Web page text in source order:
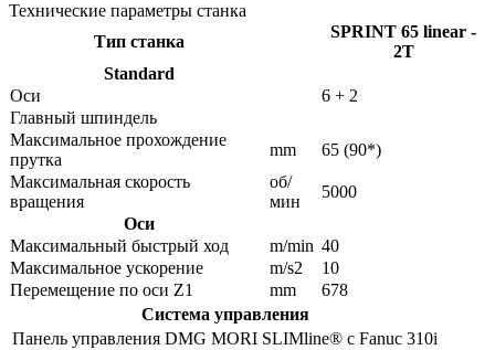
Технические параметры станка
Тип станка
SPRINT 65 linear -
2T
Standard
Оси
6 + 2
Главный шпиндель
Максимальное прохождение
прутка
mm
65 (90*)
Максимальная скорость
вращения
об/
мин
5000
Оси
Максимальный быстрый ход
m/min 40
Максимальное ускорение
m/s2
10
Перемещение по оси Z1
mm
678
Система управления
Панель управления DMG MORI SLIMline® с Fanuc 310i